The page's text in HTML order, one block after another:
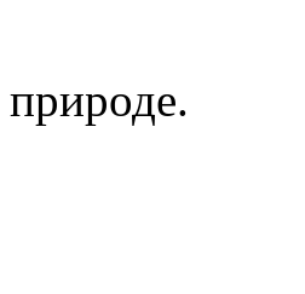
Скажем
природе.
Труды
А ну-ка,